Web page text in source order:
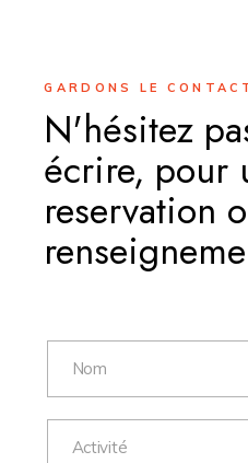
GARDONS LE
N'hésitez
écrire, pour
reservation